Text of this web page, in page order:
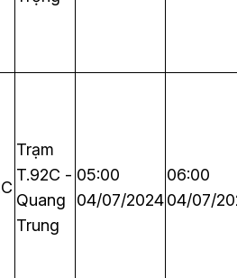
Trạm
T.92C -
Quang
Trung
05:00
04/07/2024
06:00
04/07/